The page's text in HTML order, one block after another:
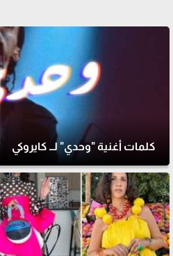
كلمات أغنية "وحدي" لــ كايروكي